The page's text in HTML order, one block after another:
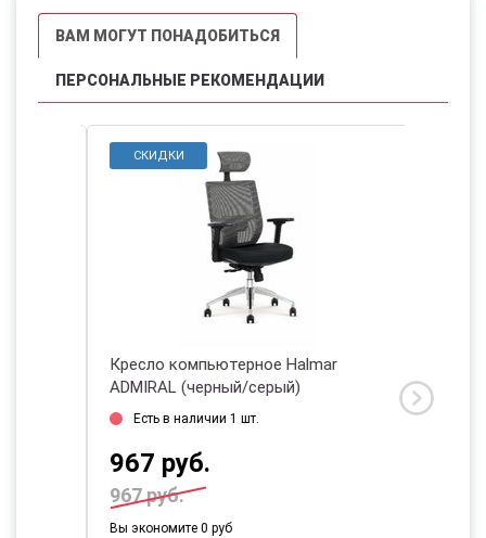
ВАМ МОГУТ ПОНАДОБИТЬСЯ
ПЕРСОНАЛЬНЫЕ РЕКОМЕНДАЦИИ
СКИДКИ
Кресло компьютерное Halmar
ADMIRAL (черный/серый)
Есть в наличии 1 шт.
967 руб.
967 руб.
Вы экономите 0 руб
RELAX